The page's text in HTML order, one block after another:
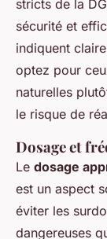
stricts de la
sécurité et
indiquent
optez pour
naturelles
le risque de
Dosage et
Le dosage
est un aspect
éviter les
dangereuses